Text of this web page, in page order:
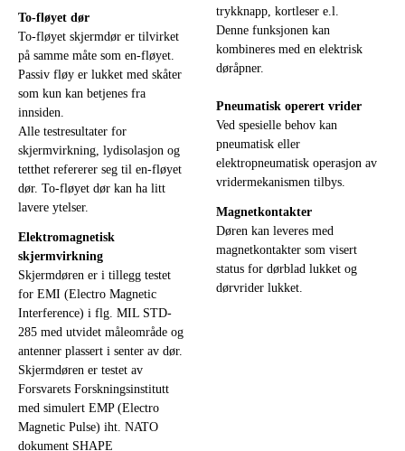
To-fløyet dør
To-fløyet skjermdør er tilvirket
på samme måte som en-fløyet.
Passiv fløy er lukket med skåter
som kun kan betjenes fra
innsiden.
Alle testresultater for
skjermvirkning, lydisolasjon og
tetthet refererer seg til en-fløyet
dør. To-fløyet dør kan ha litt
lavere ytelser.
Elektromagnetisk
skjermvirkning
Skjermdøren er i tillegg testet
for EMI (Electro Magnetic
Interference) i flg. MIL STD-
285 med utvidet måleområde og
antenner plassert i senter av dør.
Skjermdøren er testet av
Forsvarets Forskningsinstitutt
med simulert EMP (Electro
Magnetic Pulse) iht. NATO
dokument SHAPE
trykknapp, kortleser e.l.
Denne funksjonen kan
kombineres med en elektrisk
døråpner.
Pneumatisk operert vrider
Ved spesielle behov kan
pneumatisk eller
elektropneumatisk operasjon av
vridermekanismen tilbys.
Magnetkontakter
Døren kan leveres med
magnetkontakter som visert
status for dørblad lukket og
dørvrider lukket.